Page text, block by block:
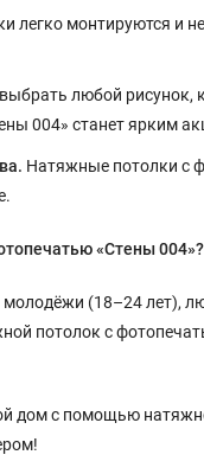
легко монтируются и
любой рисунок,
004» станет ярким
Натяжные потолки с
«Стены 004»?
(18–24 лет),
потолок с
дом с помощью